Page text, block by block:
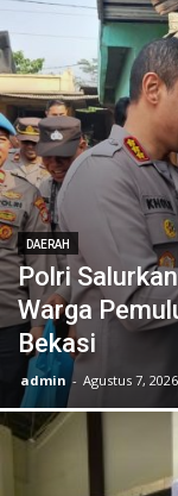
DAERAH
Polri
Warga
Bekasi
admin - Agustus 7, 2026